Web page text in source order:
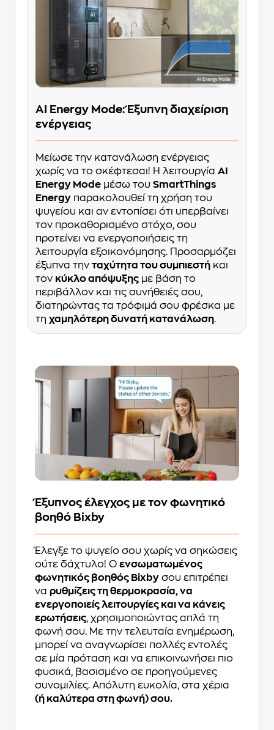
AI Energy Mode: Έξυπνη διαχείριση
ενέργειας
Μείωσε την κατανάλωση ενέργειας
χωρίς να το σκέφτεσαι! Η λειτουργία AI
Energy Mode μέσω του SmartThings
Energy παρακολουθεί τη χρήση του
ψυγείου και αν εντοπίσει ότι υπερβαίνει
τον προκαθορισμένο στόχο, σου
προτείνει να ενεργοποιήσεις τη
λειτουργία εξοικονόμησης. Προσαρμόζει
έξυπνα την ταχύτητα του συμπιεστή και
τον κύκλο απόψυξης με βάση το
περιβάλλον και τις συνήθειές σου,
διατηρώντας τα τρόφιμά σου φρέσκα με
τη χαμηλότερη δυνατή κατανάλωση.
Έξυπνος έλεγχος με τον φωνητικό
βοηθό Bixby
Έλεγξε το ψυγείο σου χωρίς να σηκώσεις
ούτε δάχτυλο! Ο ενσωματωμένος
φωνητικός βοηθός Bixby σου επιτρέπει
να ρυθμίζεις τη θερμοκρασία, να
ενεργοποιείς λειτουργίες και να κάνεις
ερωτήσεις, χρησιμοποιώντας απλά τη
φωνή σου. Με την τελευταία ενημέρωση,
μπορεί να αναγνωρίσει πολλές εντολές
σε μία πρόταση και να επικοινωνήσει πιο
φυσικά, βασισμένο σε προηγούμενες
συνομιλίες. Απόλυτη ευκολία, στα χέρια
(ή καλύτερα στη φωνή) σου.